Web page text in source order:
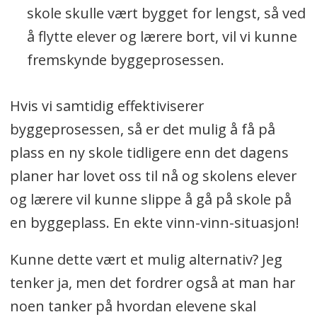
skole skulle vært bygget for lengst, så ved
å flytte elever og lærere bort, vil vi kunne
fremskynde byggeprosessen.
Hvis vi samtidig effektiviserer
byggeprosessen, så er det mulig å få på
plass en ny skole tidligere enn det dagens
planer har lovet oss til nå og skolens elever
og lærere vil kunne slippe å gå på skole på
en byggeplass. En ekte vinn-vinn-situasjon!
Kunne dette vært et mulig alternativ? Jeg
tenker ja, men det fordrer også at man har
noen tanker på hvordan elevene skal